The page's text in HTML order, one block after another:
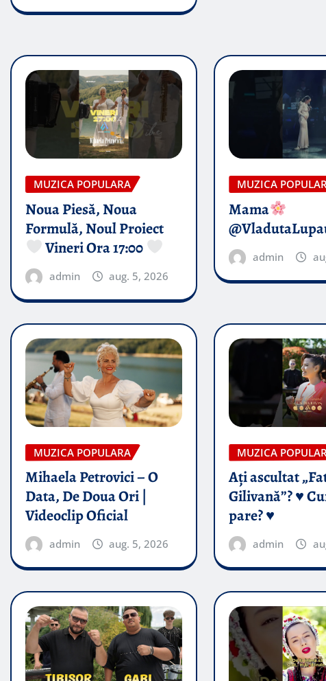
MUZICA POPULARA
Noua Piesă, Noua
Formulă, Noul Proiect
Vineri Ora 17:00
admin aug. 5, 2026
MUZICA
Mama
admin
MUZICA POPULARA
Mihaela Petrovici – O
Data, De Doua Ori |
Videoclip Oficial
admin aug. 5, 2026
MUZICA
Ați ascultat
Gilivană”? ♥️
pare? ♥️
admin